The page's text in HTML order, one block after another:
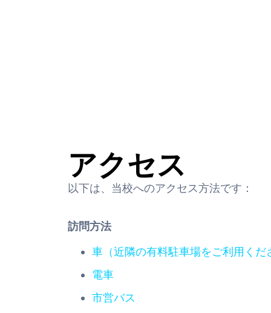
アクセス
以下は、当校へのアクセス方法です：
訪問方法
車（近隣の有料駐車場をご利用くだ
電車
市営バス